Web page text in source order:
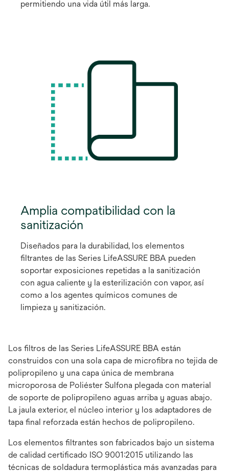
permitiendo una vida útil más larga.
Amplia compatibilidad con la
sanitización
Diseñados para la durabilidad, los elementos
filtrantes de las Series LifeASSURE BBA pueden
soportar exposiciones repetidas a la sanitización
con agua caliente y la esterilización con vapor, así
como a los agentes químicos comunes de
limpieza y sanitización.
Los filtros de las Series LifeASSURE BBA están
construidos con una sola capa de microfibra no tejida de
polipropileno y una capa única de membrana
microporosa de Poliéster Sulfona plegada con material
de soporte de polipropileno aguas arriba y aguas abajo.
La jaula exterior, el núcleo interior y los adaptadores de
tapa final reforzada están hechos de polipropileno.
Los elementos filtrantes son fabricados bajo un sistema
de calidad certificado ISO 9001:2015 utilizando las
técnicas de soldadura termoplástica más avanzadas para